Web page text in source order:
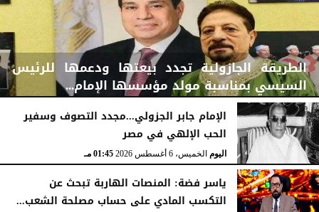
الطريقة الجازولية تجدد بيعتها ودعمها للرئيس
السيسي بمناسبة مولد مؤسسها الإمام...
اليومالخميس، 6 أغسطس 2026 02:46 مـ
الإمام جابر الجزولي...مجدد التصوف وسفير
الحب الإلهي في مصر
اليومالخميس، 6 أغسطس 2026 01:45 مـ
ياسر فضة: المنصات الهاربة تبحث عن
التكسب المادي على حساب مصلحة الشعب...